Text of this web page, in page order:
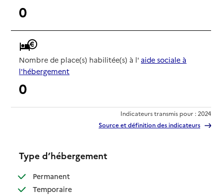
0
Nombre de place(s) habilitée(s) à l' aide sociale à
l'hébergement
0
Indicateurs transmis pour : 2024
Source et définition des indicateurs
Type d’hébergement
Permanent: disponible
Temporaire: disponible